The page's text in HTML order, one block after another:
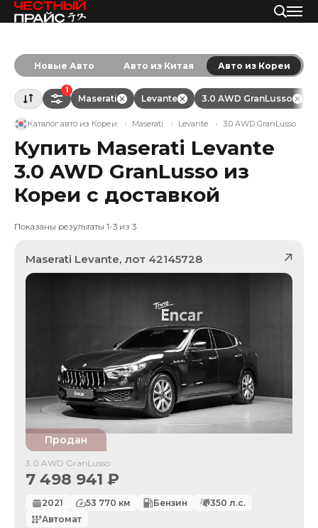
Новые Авто Авто из Китая Авто из Кореи
1
Maserati Levante 3.0 AWD GranLusso
Каталог авто из Кореи Maserati Levante 3.0 AWD GranLusso
Купить Maserati Levante
3.0 AWD GranLusso из
Кореи с доставкой
Показаны результаты 1-3 из 3
Maserati Levante, лот 42145728
Продан
3.0 AWD GranLusso
7 498 941 ₽
2021 53 770 км Бензин 350 л.с.
Автомат